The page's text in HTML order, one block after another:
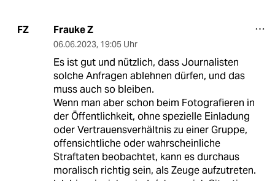
FZ Frauke Z
06.06.2023, 19:05 Uhr
Es ist gut und nützlich, dass Journalisten
solche Anfragen ablehnen dürfen, und das
muss auch so bleiben.
Wenn man aber schon beim Fotografieren in
der Öffentlichkeit, ohne spezielle Einladung
oder Vertrauensverhältnis zu einer Gruppe,
offensichtliche oder wahrscheinliche
Straftaten beobachtet, kann es durchaus
moralisch richtig sein, als Zeuge aufzutreten.